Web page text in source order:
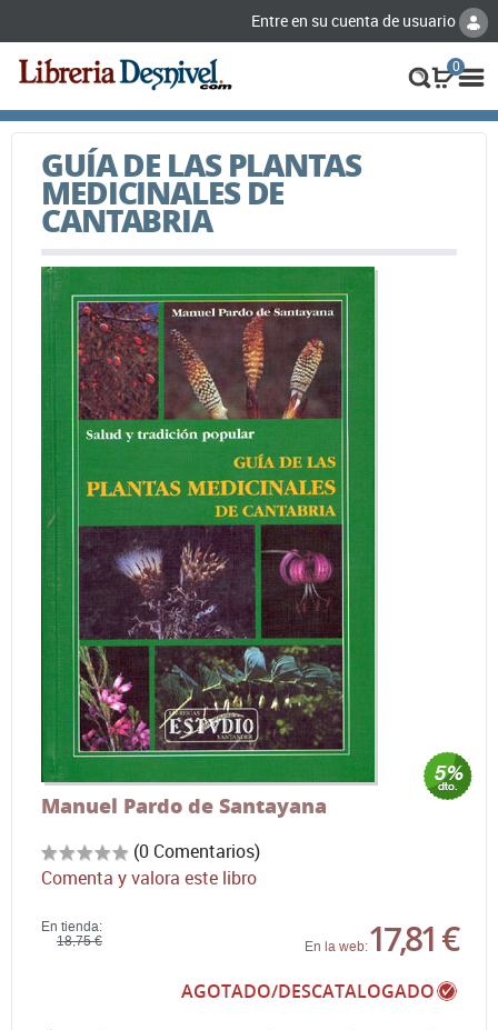
Entre en su cuenta de usuario
0
GUÍA DE LAS PLANTAS
MEDICINALES DE
CANTABRIA
Manuel Pardo de Santayana
(0 Comentarios)
Comenta y valora este libro
En tienda:
18,75 €
En la web:17,81 €
AGOTADO/DESCATALOGADO